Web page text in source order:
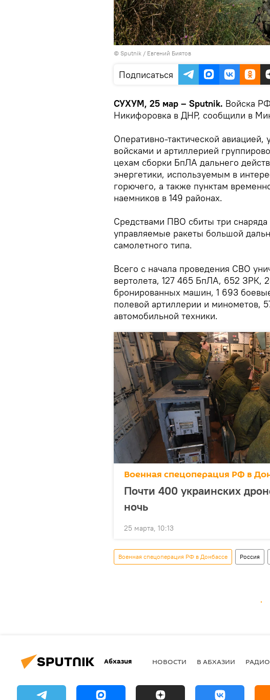
© Sputnik / Евгений Биятов
Подписаться
СУХУМ, 25 мар – Sputnik. Войска
Никифоровка в ДНР, сообщили в
Оперативно-тактической
войсками и артиллерией
цехам сборки БпЛА дальнего
энергетики, используемым в
горючего, а также пунктам
наемников в 149 районах.
Средствами ПВО сбиты три
управляемые ракеты большой
самолетного типа.
Всего с начала проведения СВО
вертолета, 127 465 БпЛА, 652 ЗРК,
бронированных машин, 1 693
полевой артиллерии и минометов,
автомобильной техники.
Военная спецоперация РФ в
Почти 400 украинских
ночь
25 марта, 10:13
Военная спецоперация РФ в Донбассе Россия
Абхазия НОВОСТИ В АБХАЗИИ РАДИО